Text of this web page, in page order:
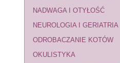
NADWAGA I OTYŁOŚĆ
NEUROLOGIA I GERIATRIA
ODROBACZANIE KOTÓW
OKULISTYKA